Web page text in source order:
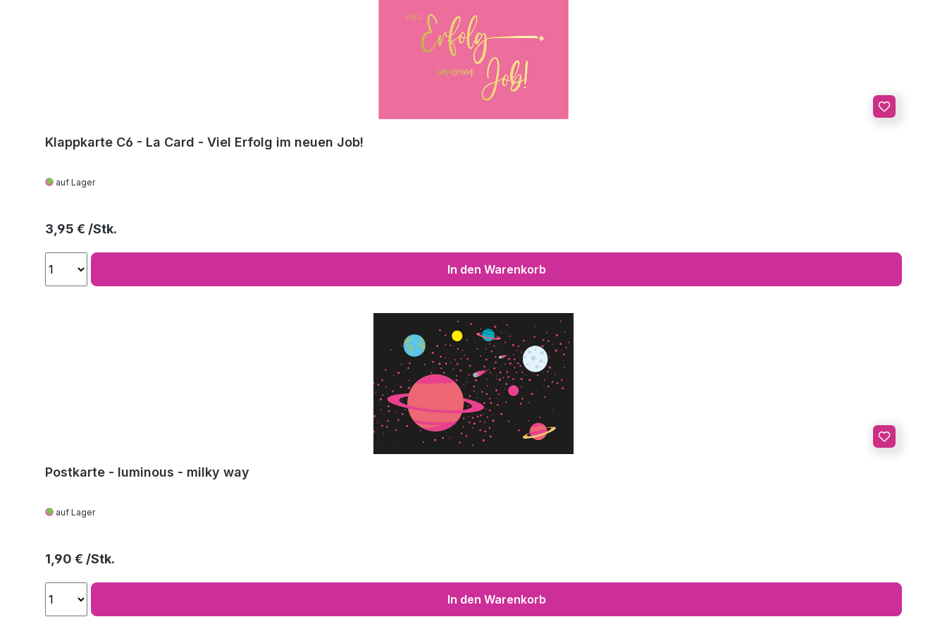
Klappkarte C6 - La Card - Viel Erfolg im neuen Job!
auf Lager
Regulärer Preis:
3,95 €
In den Warenkorb
Postkarte - luminous - milky way
auf Lager
Regulärer Preis:
1,90 €
In den Warenkorb